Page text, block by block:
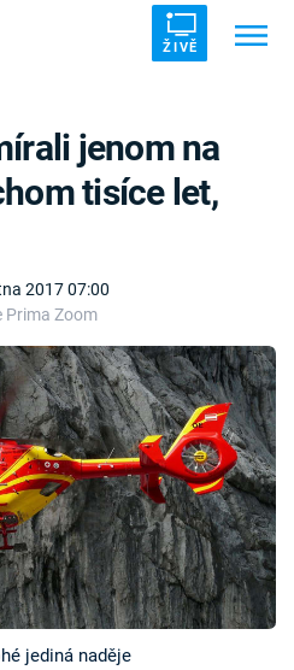
ŽIVĚ
2017 07:00
Prima Zoom
jenom na
tisíce let,
jediná naděje